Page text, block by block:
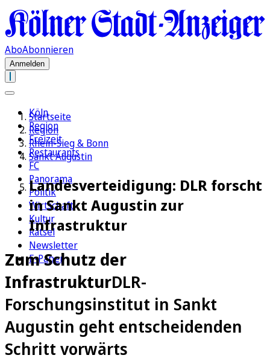
AboAbonnieren
Anmelden
Köln
Region
Freizeit
Restaurants
FC
Panorama
Politik
Wirtschaft
Kultur
Rätsel
Newsletter
E-Paper
Startseite
Region
Rhein-Sieg & Bonn
Sankt Augustin
Landesverteidigung: DLR forscht
in Sankt Augustin zur
Infrastruktur
Zum Schutz der
InfrastrukturDLR-
Forschungsinstitut in Sankt
Augustin geht entscheidenden
Schritt vorwärts